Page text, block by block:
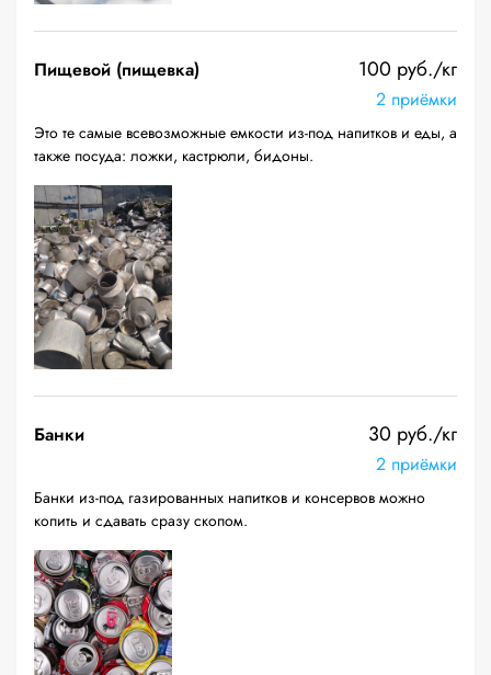
Пищевой (пищевка) 100 руб./кг
2 приёмки
Это те самые всевозможные емкости из-под напитков и еды, а
также посуда: ложки, кастрюли, бидоны.
Банки 30 руб./кг
2 приёмки
Банки из-под газированных напитков и консервов можно
копить и сдавать сразу скопом.